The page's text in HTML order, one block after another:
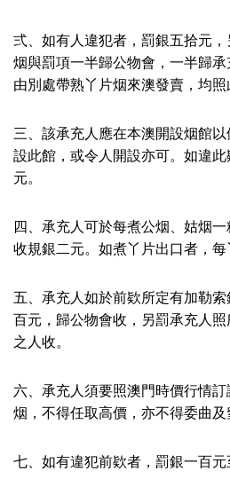
弍、如有人違犯者，罰銀五拾元
烟與罰項一半歸公物會，一半歸
由別處帶熟丫片烟來澳發賣，均照
三、該承充人應在本澳開設烟館
設此館，或令人開設亦可。如違
元。
四、承充人可於每煮公烟、姑烟
收規銀二元。如煮丫片出口者，每
五、承充人如於前欵所定有加勒
百元，歸公物會收，另罰承充人
之人收。
六、承充人須要照澳門時價行情
烟，不得任取高價，亦不得委曲及
七、如有違犯前欵者，罰銀一百元